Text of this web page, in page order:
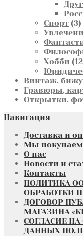
Спорт 33
Хобби 12
Винтаж,
Гравюры,
Открытки,
Навигация
Доставка и
Мы покупаем
О нас
Новости и
Контакты
ПОЛИТИКА
ОБРАБОТКИ
ДОГОВОР
МАГАЗИНА
СОГЛАСИЕ
ДАННЫХ